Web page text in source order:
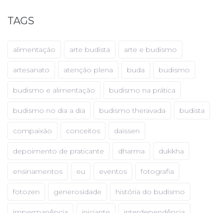
TAGS
alimentação arte budista arte e budismo
artesanato atenção plena buda budismo
budismo e alimentação budismo na prática
budismo no dia a dia budismo theravada budista
compaixão conceitos daissen
depoimento de praticante dharma dukkha
ensinamentos eu eventos fotografia
fotozen generosidade história do budismo